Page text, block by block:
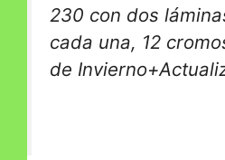
230 con dos
cada una, 12
de